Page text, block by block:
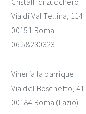
Via di Val Tellina, 114
00151 Roma
06 58230323
Vineria la barrique
Via del Boschetto, 41
00184 Roma (Lazio)